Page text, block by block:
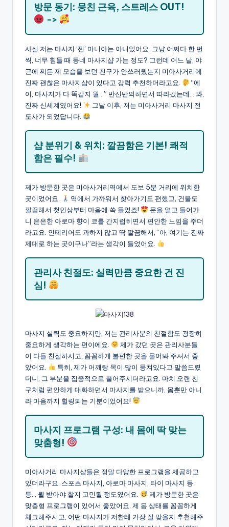
방문 동기: 뭉친 근육, 스트레스 OUT!
->
사실 저는 마사지 ‘찐’ 마니아는 아니었어요. 그냥 어쩌다 한 번
씩, 너무 힘들 때 동네 마사지샵 가는 정도? 그런데 어느 날, 야
근에 찌든 제 모습을 보던 친구가 안쓰러웠는지 미아사거리에
진짜 괜찮은 마사지샵이 있다고 강력 추천하더라고요.
“에
이, 마사지가 다 똑같지 뭘…” 반신반의하면서 따라갔는데… 와,
진짜 신세계였어요!
그날 이후, 저는 미아사거리 마사지 전
도사가 되었답니다.
샵 분위기 & 위치: 깔끔함은 기본! 쾌적
함은 필수!
제가 방문한 곳은 미아사거리역에서 도보 5분 거리에 위치한
곳이었어요.
역에서 가까워서 찾아가기도 편했고, 건물도
깔끔해서 첫인상부터 마음에 쏙 들었죠!
문을 열고 들어가
니 은은한 아로마 향이 코를 간지럽히면서 편안한 느낌을 주더
라고요. 인테리어도 과하지 않고 딱 깔끔해서, “아, 여기는 진짜
제대로 하는 곳이구나”라는 생각이 들었어요.
관리사 친절도: 실력만큼 중요한 건 진
심!
마사지 실력도 중요하지만, 저는 관리사분의 친절함도 굉장히
중요하게 생각하는 편이에요.
제가 갔던 곳은 관리사분들
이 다들 친절하시고, 꼼꼼하게 불편한 곳을 물어봐 주셔서 좋
았어요.
특히, 제가 어깨랑 목이 많이 뭉쳐있다고 말씀드렸
더니, 그 부분을 집중적으로 풀어주시더라고요. 마치 오랜 친
구처럼 편안하게 대화하면서 마사지를 받으니까, 몸뿐만 아니
라 마음까지 힐링되는 기분이었어요!
마사지 프로그램 구성: 내 몸에 딱 맞는
맞춤형!
미아사거리 마사지샵들은 정말 다양한 프로그램을 제공하고
있더라구요. 스포츠 마사지, 아로마 마사지, 타이 마사지 등
등… 뭘 받아야 할지 고민될 정도였어요.
제가 방문한 곳은
맞춤형 프로그램이 있어서 좋았어요. 제 몸 상태를 꼼꼼하게
체크해주시고, 어떤 마사지가 저한테 가장 잘 맞을지 추천해주